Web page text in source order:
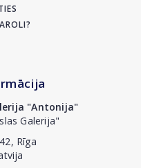
"Antonija"
Galerija"
Rīga